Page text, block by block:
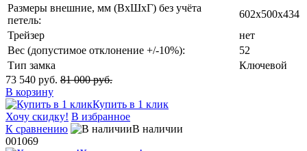
Размеры внешние, мм (ВхШхГ) без учёта
петель:
602x500x434
Трейзер
нет
Вес (допустимое отклонение +/-10%):
52
Тип замка
Ключевой
73 540 руб. 81 000 руб.
В корзину
Купить в 1 клик
Хочу скидку! В избранное
К сравнению
В наличии
001069